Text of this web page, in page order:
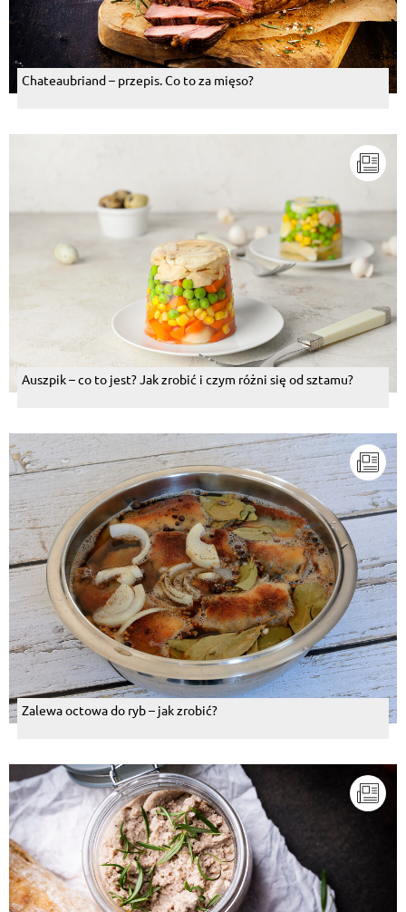
Chateaubriand – przepis. Co to za mięso?
Auszpik – co to jest? Jak zrobić i czym różni się od sztamu?
Zalewa octowa do ryb – jak zrobić?